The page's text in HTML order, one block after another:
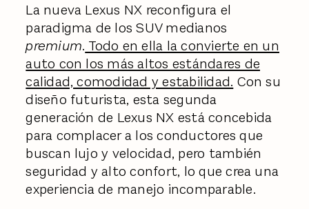
La nueva Lexus NX reconfigura el
paradigma de los SUV medianos
premium. Todo en ella la convierte en un
auto con los más altos estándares de
calidad, comodidad y estabilidad. Con su
diseño futurista, esta segunda
generación de Lexus NX está concebida
para complacer a los conductores que
buscan lujo y velocidad, pero también
seguridad y alto confort, lo que crea una
experiencia de manejo incomparable.